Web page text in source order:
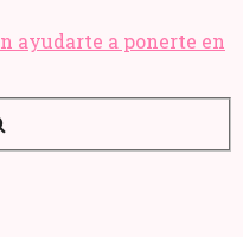
ayudarte a ponerte en